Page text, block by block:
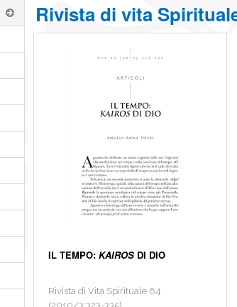
Rivista di vita
IL TEMPO:KAIROS DI DIO
Rivista di Vita Spirituale 64